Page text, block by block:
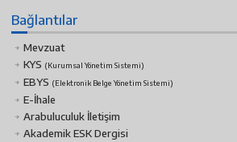
Bağlantılar
Mevzuat
KYS (Kurumsal Yönetim Sistemi)
EBYS (Elektronik Belge Yönetim Sistemi)
E-İhale
Arabuluculuk İletişim
Akademik ESK Dergisi